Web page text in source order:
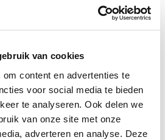
van cookies
content en advertenties te
voor social media te bieden
te analyseren. Ook delen we
van onze site met onze
adverteren en analyse. Deze
verzeker je jezelf van
aankoopervaring.
(FAQ)
duurder om te
goud?
de grond gehaald, vereist